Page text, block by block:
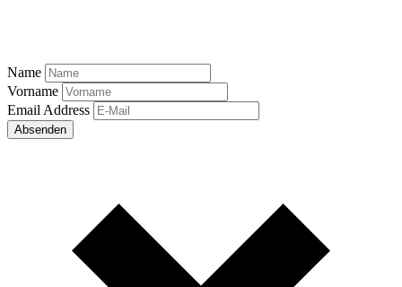
Name
Vorname
Email Address